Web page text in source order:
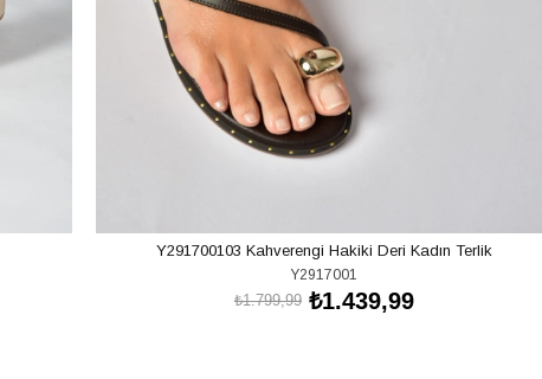
Y291700103 Kahverengi Hakiki Deri Kadın Terlik
Y2917001
₺1.439,99
₺1.799,99